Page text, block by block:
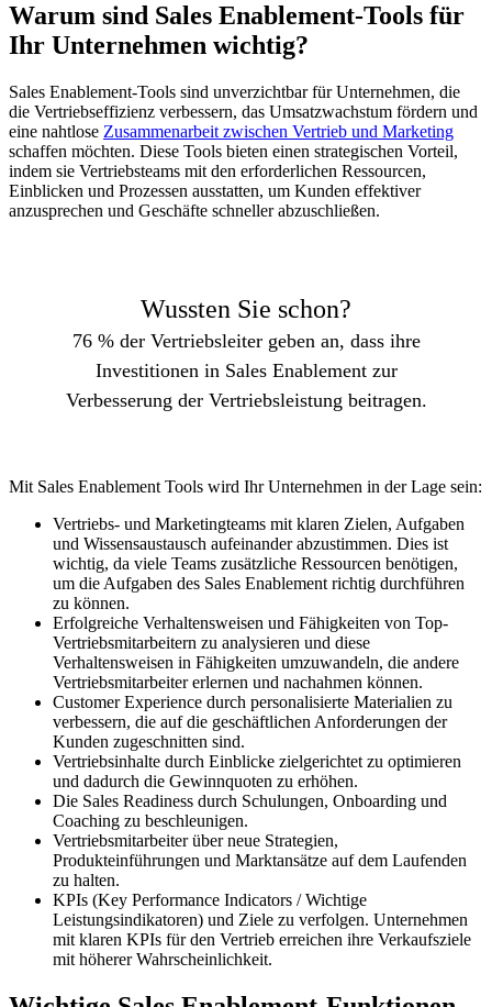
Warum sind Sales Enablement-Tools für
Ihr Unternehmen wichtig?
Sales Enablement-Tools sind unverzichtbar für Unternehmen, die
die Vertriebseffizienz verbessern, das Umsatzwachstum fördern und
eine nahtlose Zusammenarbeit zwischen Vertrieb und Marketing
schaffen möchten. Diese Tools bieten einen strategischen Vorteil,
indem sie Vertriebsteams mit den erforderlichen Ressourcen,
Einblicken und Prozessen ausstatten, um Kunden effektiver
anzusprechen und Geschäfte schneller abzuschließen.
Wussten Sie schon?
76 % der Vertriebsleiter geben an, dass ihre
Investitionen in Sales Enablement zur
Verbesserung der Vertriebsleistung beitragen.
Mit Sales Enablement Tools wird Ihr Unternehmen in der Lage sein:
Vertriebs- und Marketingteams mit klaren Zielen, Aufgaben
und Wissensaustausch aufeinander abzustimmen. Dies ist
wichtig, da viele Teams zusätzliche Ressourcen benötigen,
um die Aufgaben des Sales Enablement richtig durchführen
zu können.
Erfolgreiche Verhaltensweisen und Fähigkeiten von Top-
Vertriebsmitarbeitern zu analysieren und diese
Verhaltensweisen in Fähigkeiten umzuwandeln, die andere
Vertriebsmitarbeiter erlernen und nachahmen können.
Customer Experience durch personalisierte Materialien zu
verbessern, die auf die geschäftlichen Anforderungen der
Kunden zugeschnitten sind.
Vertriebsinhalte durch Einblicke zielgerichtet zu optimieren
und dadurch die Gewinnquoten zu erhöhen.
Die Sales Readiness durch Schulungen, Onboarding und
Coaching zu beschleunigen.
Vertriebsmitarbeiter über neue Strategien,
Produkteinführungen und Marktansätze auf dem Laufenden
zu halten.
KPIs (Key Performance Indicators / Wichtige
Leistungsindikatoren) und Ziele zu verfolgen. Unternehmen
mit klaren KPIs für den Vertrieb erreichen ihre Verkaufsziele
mit höherer Wahrscheinlichkeit.